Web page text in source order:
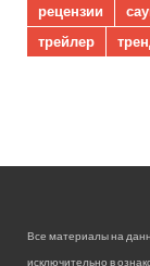
рецензии
трейлер
Все материалы на
исключительно в